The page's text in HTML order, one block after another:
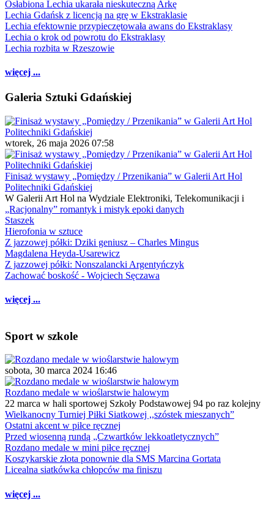
Osłabiona Lechia ukarała nieskuteczną Arkę
Lechia Gdańsk z licencją na grę w Ekstraklasie
Lechia efektownie przypieczętowała awans do Ekstraklasy
Lechia o krok od powrotu do Ekstraklasy
Lechia rozbita w Rzeszowie
więcej ...
Galeria Sztuki Gdańskiej
wtorek, 26 maja 2026 07:58
Finisaż wystawy „Pomiędzy / Przenikania” w Galerii Art Hol
Politechniki Gdańskiej
W Galerii Art Hol na Wydziale Elektroniki, Telekomunikacji i
„Racjonalny” romantyk i mistyk epoki danych
Staszek
Hierofonia w sztuce
Z jazzowej półki: Dziki geniusz – Charles Mingus
Magdalena Heyda-Usarewicz
Z jazzowej półki: Nonszalancki Argentyńczyk
Zachować boskość - Wojciech Sęczawa
więcej ...
Sport w szkole
sobota, 30 marca 2024 16:46
Rozdano medale w wioślarstwie halowym
22 marca w hali sportowej Szkoły Podstawowej 94 po raz kolejny
Wielkanocny Turniej Piłki Siatkowej ,,szóstek mieszanych”
Ostatni akcent w piłce ręcznej
Przed wiosenną rundą „Czwartków lekkoatletycznych”
Rozdano medale w mini piłce ręcznej
Koszykarskie złota ponownie dla SMS Marcina Gortata
Licealna siatkówka chłopców ma finiszu
więcej ...